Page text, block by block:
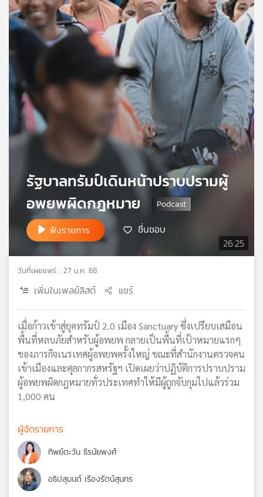
และ
กิจกรรม
เกี่ยว
กับ
เรา
เครือ
เอส
เครือ
ข่าย
26:25
รัฐบาลทรัมป์เดินหน้าปราบปรามผู้
อพยพผิดกฎหมาย
ฟังรายการ ชื่นชอบ
วันที่เผยแพร่ : 27 ม.ค. 68
เพิ่มในเพลย์ลิสต์ แชร์
เมื่อก้าวเข้าสู่ยุคทรัมป์ 2.0 เมือง Sanctuary ซึ่งเปรียบเสมือน
พื้นที่หลบภัยสำหรับผู้อพยพ กลายเป็นพื้นที่เป้าหมายแรกๆ
ของภารกิจเนรเทศผู้อพยพครั้งใหญ่ ขณะที่สำนักงานตรวจคน
เข้าเมืองและศุลกากรสหรัฐฯ เปิดเผยว่าปฏิบัติการปราบปราม
ผู้อพยพผิดกฎหมายทั่วประเทศทำให้มีผู้ถูกจับกุมไปแล้วร่วม
1,000 คน
ผู้จัดรายการ
ทิพย์ตะวัน ธีรนัยพงศ์
อธิปสุมนต์ เรืองรัตน์สุนทร